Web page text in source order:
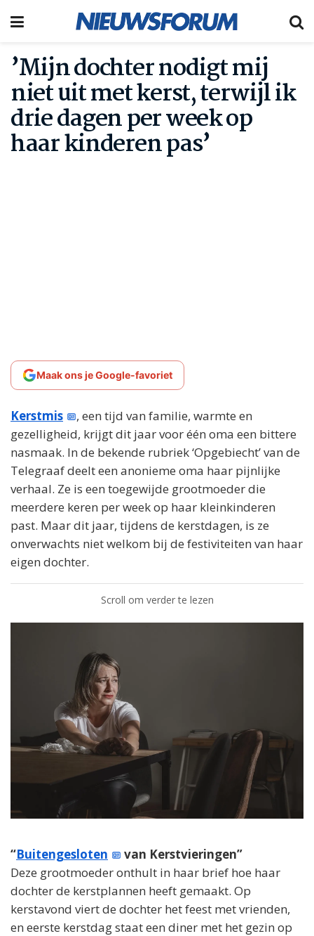
’Mijn dochter nodigt mij
niet uit met kerst, terwijl ik
drie dagen per week op
haar kinderen pas’
Maak ons je Google-favoriet
Kerstmis
, een tijd van familie, warmte en
gezelligheid, krijgt dit jaar voor één oma een bittere
nasmaak. In de bekende rubriek ‘Opgebiecht’ van de
Telegraaf deelt een anonieme oma haar pijnlijke
verhaal. Ze is een toegewijde grootmoeder die
meerdere keren per week op haar kleinkinderen
past. Maar dit jaar, tijdens de kerstdagen, is ze
onverwachts niet welkom bij de festiviteiten van haar
eigen dochter.
Scroll om verder te lezen
“Buitengesloten
van Kerstvieringen”
Deze grootmoeder onthult in haar brief hoe haar
dochter de kerstplannen heeft gemaakt. Op
kerstavond viert de dochter het feest met vrienden,
en eerste kerstdag staat een diner met het gezin op